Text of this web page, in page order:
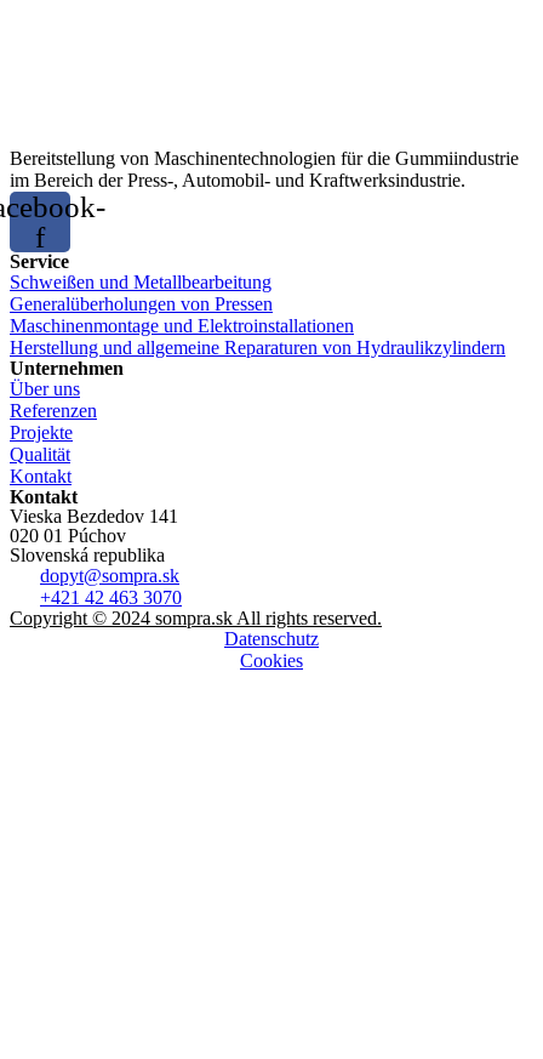
Bereitstellung von Maschinentechnologien für die Gummiindustrie
im Bereich der Press-, Automobil- und Kraftwerksindustrie.
f
Service
Schweißen und Metallbearbeitung
Generalüberholungen von Pressen
Maschinenmontage und Elektroinstallationen
Herstellung und allgemeine Reparaturen von Hydraulikzylindern
Unternehmen
Über uns
Referenzen
Projekte
Qualität
Kontakt
Kontakt
Vieska Bezdedov 141
020 01 Púchov
Slovenská republika
dopyt@sompra.sk
+421 42 463 3070
Copyright © 2024 sompra.sk All rights reserved.
Datenschutz
Cookies